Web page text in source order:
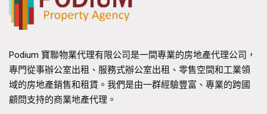
Podium 寶聯物業代理有限公司是一間專業的房地產代理公司，
專門從事辦公室出租、服務式辦公室出租、零售空間和工業領
域的房地產銷售和租賃。我們是由一群經驗豐富、專業的跨國
顧問支持的商業地產代理。